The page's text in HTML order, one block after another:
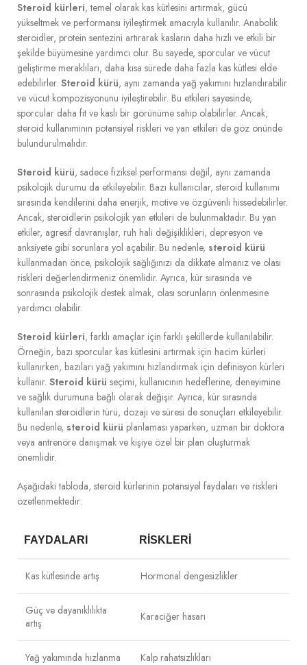
Steroid kürleri, temel olarak kas kütlesini artırmak, gücü
yükseltmek ve performansı iyileştirmek amacıyla kullanılır. Anabolik
steroidler, protein sentezini artırarak kasların daha hızlı ve etkili bir
şekilde büyümesine yardımcı olur. Bu sayede, sporcular ve vücut
geliştirme meraklıları, daha kısa sürede daha fazla kas kütlesi elde
edebilirler. Steroid kürü, aynı zamanda yağ yakımını hızlandırabilir
ve vücut kompozisyonunu iyileştirebilir. Bu etkileri sayesinde,
sporcular daha fit ve kaslı bir görünüme sahip olabilirler. Ancak,
steroid kullanımının potansiyel riskleri ve yan etkileri de göz önünde
bulundurulmalıdır.
Steroid kürü, sadece fiziksel performansı değil, aynı zamanda
psikolojik durumu da etkileyebilir. Bazı kullanıcılar, steroid kullanımı
sırasında kendilerini daha enerjik, motive ve özgüvenli hissedebilirler.
Ancak, steroidlerin psikolojik yan etkileri de bulunmaktadır. Bu yan
etkiler, agresif davranışlar, ruh hali değişiklikleri, depresyon ve
anksiyete gibi sorunlara yol açabilir. Bu nedenle, steroid kürü
kullanmadan önce, psikolojik sağlığınızı da dikkate almanız ve olası
riskleri değerlendirmeniz önemlidir. Ayrıca, kür sırasında ve
sonrasında psikolojik destek almak, olası sorunların önlenmesine
yardımcı olabilir.
Steroid kürleri, farklı amaçlar için farklı şekillerde kullanılabilir.
Örneğin, bazı sporcular kas kütlesini artırmak için hacim kürleri
kullanırken, bazıları yağ yakımını hızlandırmak için definisyon kürleri
kullanır. Steroid kürü seçimi, kullanıcının hedeflerine, deneyimine
ve sağlık durumuna bağlı olarak değişir. Ayrıca, kür sırasında
kullanılan steroidlerin türü, dozajı ve süresi de sonuçları etkileyebilir.
Bu nedenle, steroid kürü planlaması yaparken, uzman bir doktora
veya antrenöre danışmak ve kişiye özel bir plan oluşturmak
önemlidir.
Aşağıdaki tabloda, steroid kürlerinin potansiyel faydaları ve riskleri
özetlenmektedir:
FAYDALARI RISKLERI
Kas kütlesinde artış Hormonal dengesizlikler
Güç ve dayanıklılıkta
artış
Karaciğer hasarı
Yağ yakımında hızlanma Kalp rahatsızlıkları